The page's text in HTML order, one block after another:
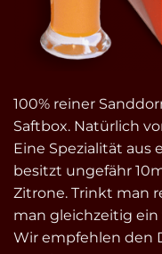
100% reiner
Saftbox. Natürlich
Eine Spezialität aus
besitzt ungefähr
Zitrone. Trinkt man
man gleichzeitig
Wir empfehlen den